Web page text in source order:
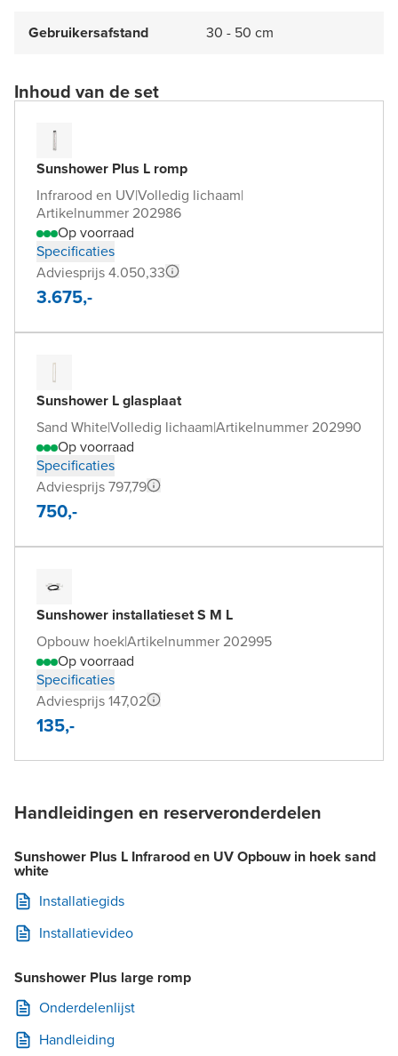
Gebruikersafstand 30 - 50 cm
Inhoud van de set
Sunshower Plus L romp
Infrarood en UV|Volledig lichaam|
Artikelnummer 202986
Op voorraad
Specificaties
Adviesprijs 4.050,33
3.675,-
Sunshower L glasplaat
Sand White|Volledig lichaam|Artikelnummer 202990
Op voorraad
Specificaties
Adviesprijs 797,79
750,-
Sunshower installatieset S M L
Opbouw hoek|Artikelnummer 202995
Op voorraad
Specificaties
Adviesprijs 147,02
135,-
Handleidingen en reserveronderdelen
Sunshower Plus L Infrarood en UV Opbouw in hoek sand
white
Installatiegids
Installatievideo
Sunshower Plus large romp
Onderdelenlijst
Handleiding